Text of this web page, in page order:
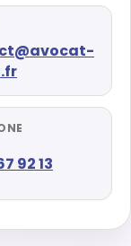
92 13